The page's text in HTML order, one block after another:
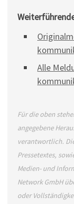
Alle
Für die oben
angegebene
verantwortlich.
Pressetextes,
Medien- und
Network GmbH
oder